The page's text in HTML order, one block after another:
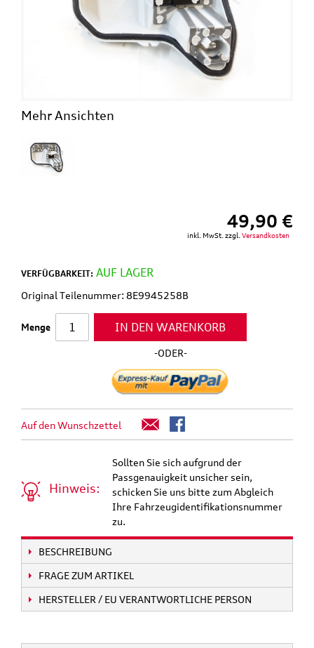
Mehr Ansichten
49,90 €
inkl. MwSt. zzgl. Versandkosten
VERFÜGBARKEIT: AUF LAGER
Original Teilenummer: 8E9945258B
Menge IN DEN WARENKORB
-ODER-
Auf den Wunschzettel
Hinweis:
Sollten Sie sich aufgrund der
Passgenauigkeit unsicher sein,
schicken Sie uns bitte zum Abgleich
Ihre Fahrzeugidentifikationsnummer
zu.
BESCHREIBUNG
FRAGE ZUM ARTIKEL
HERSTELLER / EU VERANTWORTLICHE PERSON